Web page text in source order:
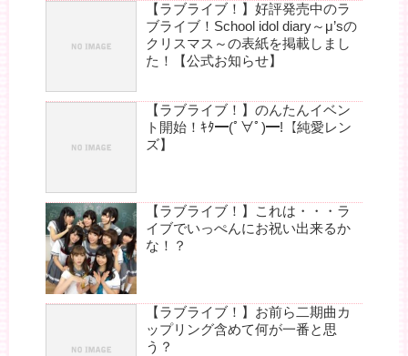
【ラブライブ！】好評発売中のラ
ブライブ！School idol diary～μ’sの
クリスマス～の表紙を掲載しまし
た！【公式お知らせ】
【ラブライブ！】のんたんイベン
ト開始！ｷﾀ━(ﾟ∀ﾟ)━!【純愛レン
ズ】
【ラブライブ！】これは・・・ラ
イブでいっぺんにお祝い出来るか
な！？
【ラブライブ！】お前ら二期曲カ
ップリング含めて何が一番と思
う？